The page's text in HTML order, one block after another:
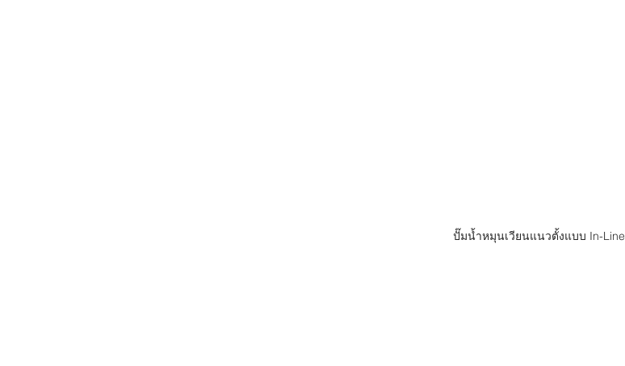
ปั๊มน้ำหมุนเวียนแนวตั้งแบบ In-Line